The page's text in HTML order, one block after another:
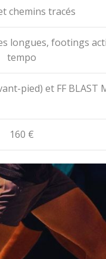
chemins tracés
longues, footings
tempo
pied) et FF
160 €